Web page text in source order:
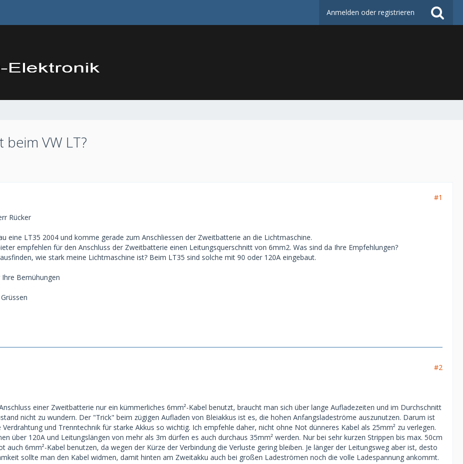
Anmelden oder registrieren
VW LT?
#1
Rücker
eine LT35 2004 und komme gerade zum Anschliessen der Zweitbatterie an die Lichtmaschine.
empfehlen für den Anschluss der Zweitbatterie einen Leitungsquerschnitt von 6mm2. Was sind da Ihre Empfehlungen?
wie stark meine Lichtmaschine ist? Beim LT35 sind solche mit 90 oder 120A eingebaut.
Bemühungen
#2
einer Zweitbatterie nur ein kümmerliches 6mm²-Kabel benutzt, braucht man sich über lange Aufladezeiten und im Durchschnitt
nicht zu wundern. Der "Trick" beim zügigen Aufladen von Bleiakkus ist es, die hohen Anfangsladeströme auszunutzen. Darum ist
und Trenntechnik für starke Akkus so wichtig. Ich empfehle daher, nicht ohne Not dünneres Kabel als 25mm² zu verlegen.
über 120A und Leitungslängen von mehr als 3m dürfen es auch durchaus 35mm² werden. Nur bei sehr kurzen Strippen bis max. 50cm
auch 6mm²-Kabel benutzen, da wegen der Kürze der Verbindung die Verluste gering bleiben. Je länger der Leitungsweg aber ist, desto
sollte man den Kabel widmen, damit hinten am Zweitakku auch bei großen Ladeströmen noch die volle Ladespannung ankommt.